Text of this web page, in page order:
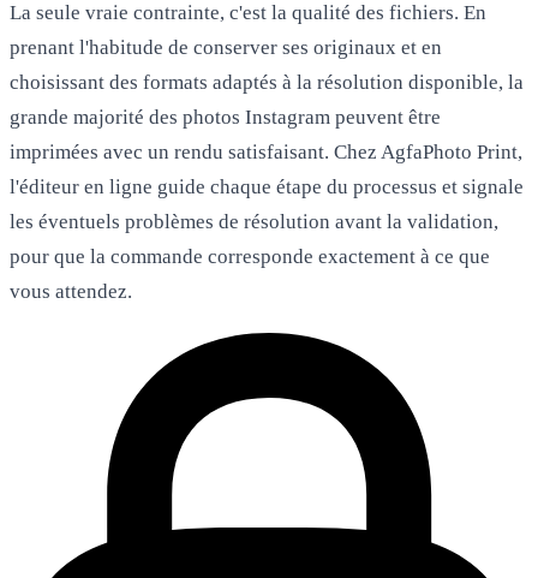
La seule vraie contrainte, c'est la qualité des fichiers. En
prenant l'habitude de conserver ses originaux et en
choisissant des formats adaptés à la résolution disponible, la
grande majorité des photos Instagram peuvent être
imprimées avec un rendu satisfaisant. Chez AgfaPhoto Print,
l'éditeur en ligne guide chaque étape du processus et signale
les éventuels problèmes de résolution avant la validation,
pour que la commande corresponde exactement à ce que
vous attendez.